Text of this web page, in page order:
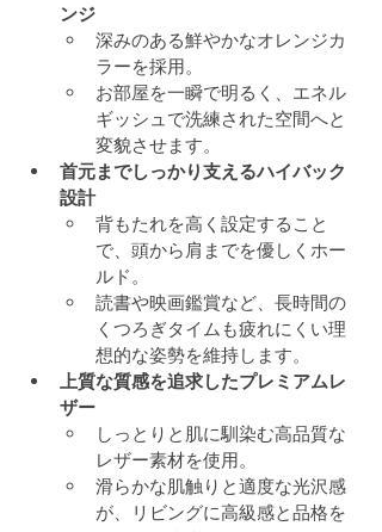
ンジ
深みのある鮮やかなオレンジカ
ラーを採用。
お部屋を一瞬で明るく、エネル
ギッシュで洗練された空間へと
変貌させます。
首元までしっかり支えるハイバック
設計
背もたれを高く設定すること
で、頭から肩までを優しくホー
ルド。
読書や映画鑑賞など、長時間の
くつろぎタイムも疲れにくい理
想的な姿勢を維持します。
上質な質感を追求したプレミアムレ
ザー
しっとりと肌に馴染む高品質な
レザー素材を使用。
滑らかな肌触りと適度な光沢感
が、リビングに高級感と品格を